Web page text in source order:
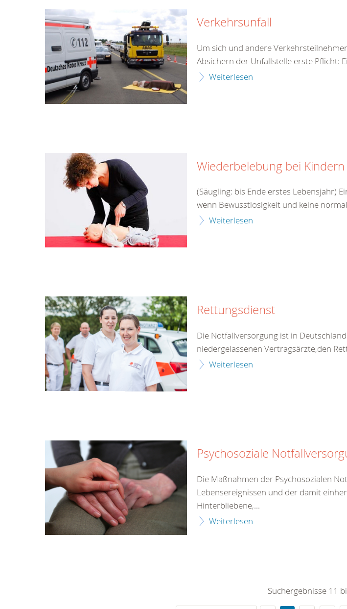
Verkehrsunfall
Um sich und andere
Absichern der Unfallstelle erste Pflicht:
Weiterlesen
Wiederbelebung bei
(Säugling: bis Ende erstes Lebensjahr)
wenn Bewusstlosigkeit und keine
Weiterlesen
Rettungsdienst
Die Notfallversorgung ist in
niedergelassenen Vertragsärzte,den
Weiterlesen
Psychosoziale
Die Maßnahmen der Psychosozialen
Lebensereignissen und der damit
Hinterbliebene,...
Weiterlesen
Suchergebnisse 11